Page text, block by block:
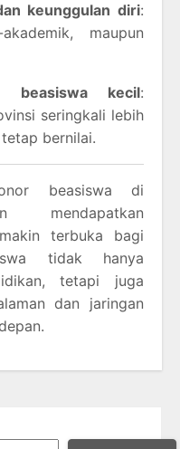
keunggulan diri:
maupun
beasiswa kecil:
seringkali lebih
bernilai.
beasiswa di
mendapatkan
terbuka bagi
tidak hanya
tetapi juga
dan jaringan